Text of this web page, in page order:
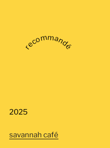
recommandé
2025
savannah café